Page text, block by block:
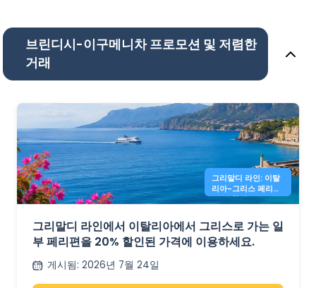
브린디시-이구메니차 프로모션 및 저렴한
거래
그리말디 라인: 이탈
리아-그리스 페리
20% 할인
그리말디 라인에서 이탈리아에서 그리스로 가는 일
부 페리편을 20% 할인된 가격에 이용하세요.
게시됨: 2026년 7월 24일